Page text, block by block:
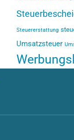
Steuererstattung
Umsatzsteuer